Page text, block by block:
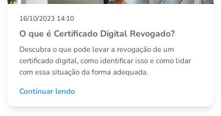
16/10/2023 14:10
O que é Certificado Digital Revogado?
Descubra o que pode levar a revogação de um
certificado digital, como identificar isso e como lidar
com essa situação da forma adequada.
Continuar lendo